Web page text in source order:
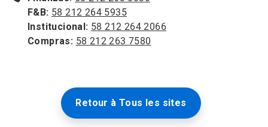
F&B: 58 212 264 5935
Institucional: 58 212 264 2066
Compras: 58 212 263 7580
Retour à Tous les sites